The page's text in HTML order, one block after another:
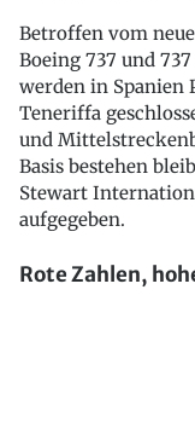
Betroffen vom
Boeing 737 und
werden in Spanien
Teneriffa
und
Basis bestehen
Stewart
aufgegeben.
Rote Zahlen,